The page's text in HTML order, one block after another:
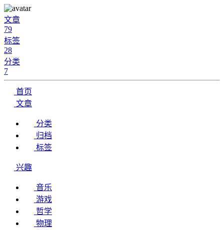
文章
79
标签
28
分类
7
首页
文章
分类
归档
标签
兴趣
音乐
游戏
哲学
物理